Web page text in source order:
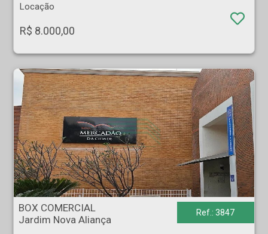
Locação
R$ 8.000,00
BOX COMERCIAL - Jardim Nova Aliança - Ribeirão Preto
BOX COMERCIAL
Jardim Nova Aliança
Ref.: 3847